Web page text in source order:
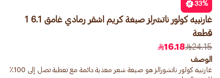
33%
غارنييه كولور ناتشرلز صبغة كريم اشقر رمادي غامق 6.1 1
قطعة
24.15
16.18
الوصف
غارنييه كولور ناتشورالز هو صبغة شعر مغذية دائمة مع تغطية تصل إلى 100٪